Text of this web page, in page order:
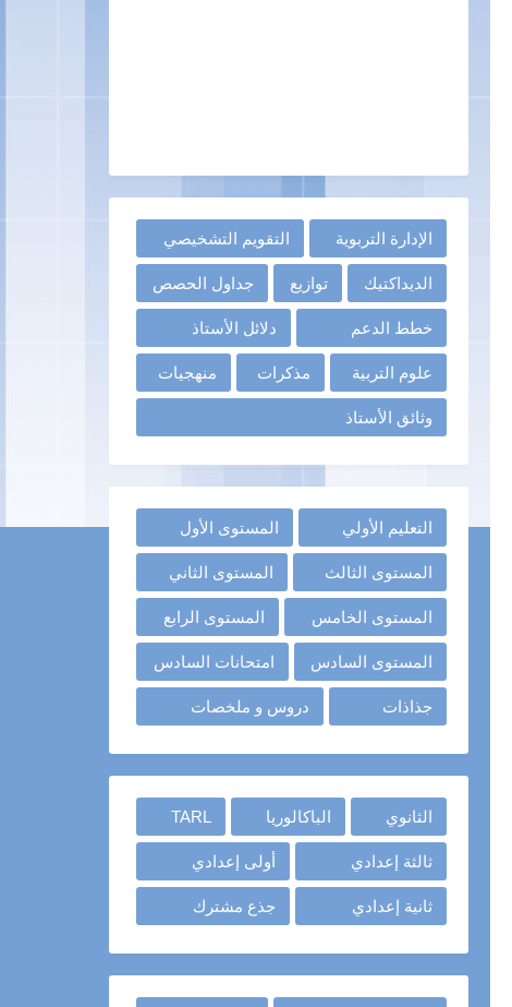
الإدارة التربوية التقويم التشخيصي
الديداكتيك توازيع جداول الحصص
خطط الدعم دلائل الأستاذ
علوم التربية مذكرات منهجيات
وثائق الأستاذ
التعليم الأولي المستوى الأول
المستوى الثالث المستوى الثاني
المستوى الخامس المستوى الرابع
المستوى السادس امتحانات السادس
جذاذات دروس و ملخصات
الثانوي الباكالوريا TARL
ثالثة إعدادي أولى إعدادي
ثانية إعدادي جذع مشترك